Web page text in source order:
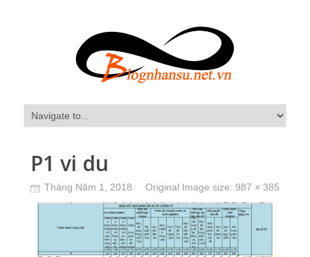
P1 vi du
Tháng Năm 1, 2018 Original Image size: 987 × 385